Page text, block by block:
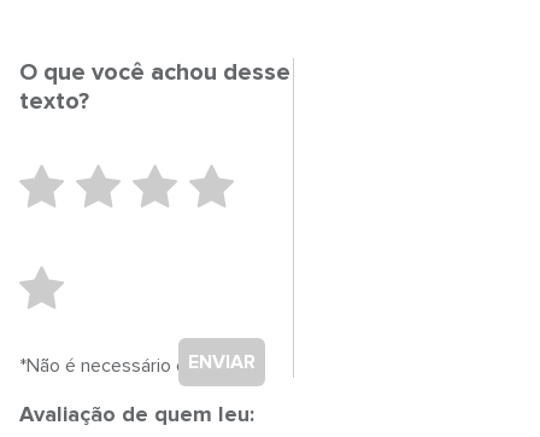
O que você achou desse
texto?
ENVIAR
*Não é necessário cadastro.
Avaliação de quem leu: